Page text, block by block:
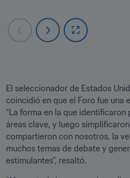
El seleccionador de Estados
coincidió en que el Foro fue una
“La forma en la que
áreas clave, y luego
compartieron con nosotros, la
muchos temas de debate y
estimulantes”, resaltó.